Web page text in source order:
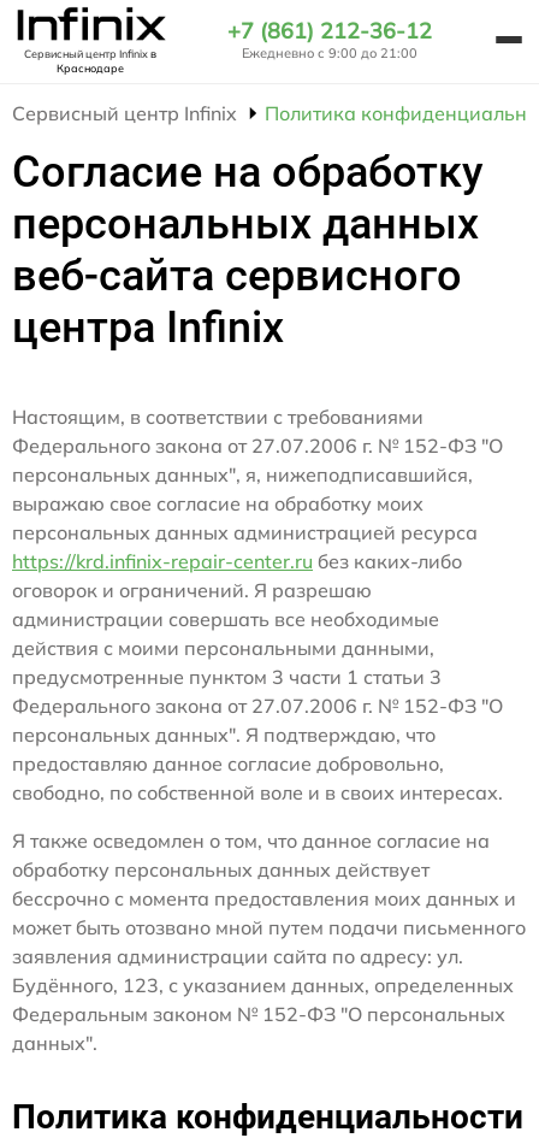
Сервисный центр Infinixв
Краснодаре
+7 (861) 212-36-12
Ежедневно с 9:00 до 21:00
Сервисный центр Infinix Политика
Согласие на обработку
персональных данных
веб-сайта сервисного
центра Infinix
Настоящим, в соответствии с требованиями
Федерального закона от 27.07.2006 г. № 152-ФЗ "О
персональных данных", я, нижеподписавшийся,
выражаю свое согласие на обработку моих
персональных данных администрацией ресурса
https://krd.infinix-repair-center.ru без каких-либо
оговорок и ограничений. Я разрешаю
администрации совершать все необходимые
действия с моими персональными данными,
предусмотренные пунктом 3 части 1 статьи 3
Федерального закона от 27.07.2006 г. № 152-ФЗ "О
персональных данных". Я подтверждаю, что
предоставляю данное согласие добровольно,
свободно, по собственной воле и в своих интересах.
Я также осведомлен о том, что данное согласие на
обработку персональных данных действует
бессрочно с момента предоставления моих данных и
может быть отозвано мной путем подачи письменного
заявления администрации сайта по адресу: ул.
Будённого, 123, с указанием данных, определенных
Федеральным законом № 152-ФЗ "О персональных
данных".
Политика конфиденциальности